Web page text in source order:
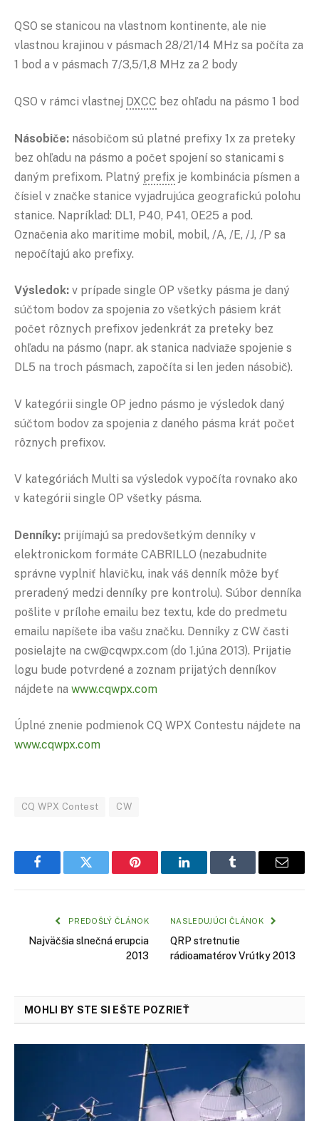
QSO se stanicou na vlastnom kontinente, ale nie
vlastnou krajinou v pásmach 28/21/14 MHz sa počíta za
1 bod a v pásmach 7/3,5/1,8 MHz za 2 body
QSO v rámci vlastnej DXCC bez ohľadu na pásmo 1 bod
Násobiče: násobičom sú platné prefixy 1x za preteky
bez ohľadu na pásmo a počet spojení so stanicami s
daným prefixom. Platný prefix je kombinácia písmen a
čísiel v značke stanice vyjadrujúca geografickú polohu
stanice. Napríklad: DL1, P40, P41, OE25 a pod.
Označenia ako maritime mobil, mobil, /A, /E, /J, /P sa
nepočítajú ako prefixy.
Výsledok: v prípade single OP všetky pásma je daný
súčtom bodov za spojenia zo všetkých pásiem krát
počet rôznych prefixov jedenkrát za preteky bez
ohľadu na pásmo (napr. ak stanica nadviaže spojenie s
DL5 na troch pásmach, započíta si len jeden násobič).
V kategórii single OP jedno pásmo je výsledok daný
súčtom bodov za spojenia z daného pásma krát počet
rôznych prefixov.
V kategóriách Multi sa výsledok vypočíta rovnako ako
v kategórii single OP všetky pásma.
Denníky: prijímajú sa predovšetkým denníky v
elektronickom formáte CABRILLO (nezabudnite
správne vyplniť hlavičku, inak váš denník môže byť
preradený medzi denníky pre kontrolu). Súbor denníka
pošlite v prílohe emailu bez textu, kde do predmetu
emailu napíšete iba vašu značku. Denníky z CW časti
posielajte na cw@cqwpx.com (do 1.júna 2013). Prijatie
logu bude potvrdené a zoznam prijatých denníkov
nájdete na www.cqwpx.com
Úplné znenie podmienok CQ WPX Contestu nájdete na
www.cqwpx.com
CQ WPX Contest CW
FacebookTwitter Pinterest LinkedInTumblr Email
PREDOŠLÝ ČLÁNOK
Najväčšia slnečná erupcia
2013
NASLEDUJÚCI ČLÁNOK
QRP stretnutie
rádioamatérov Vrútky 2013
MOHLI BY STE SI EŠTE POZRIEŤ